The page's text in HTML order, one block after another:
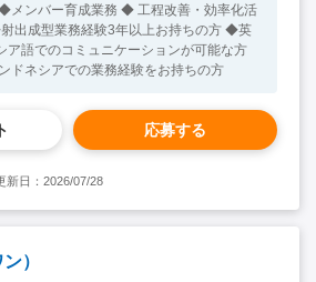
メンバー育成業務 ◆ 工程改善・効率化活
ア語でのコミュニケーションが可能な方
ドネシアでの業務経験をお持ちの方
応募する
新日：2026/07/28
）